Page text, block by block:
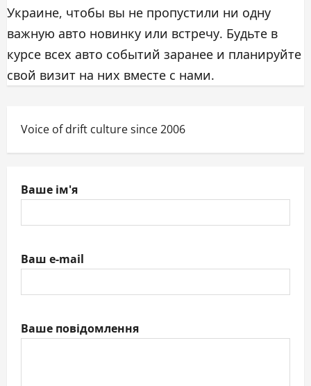
Украине, чтобы вы не пропустили ни одну
важную авто новинку или встречу. Будьте в
курсе всех авто событий заранее и планируйте
свой визит на них вместе с нами.
Voice of drift culture since 2006
Ваше ім'я
Ваш e-mail
Ваше повідомлення